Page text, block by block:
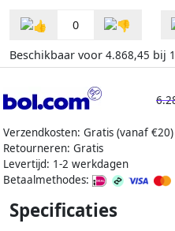
0
Beschikbaar voor 4.868,45 bij 1
Verzendkosten: Gratis (vanaf €20)
Retourneren: Gratis
Levertijd: 1-2 werkdagen
Betaalmethodes:
Specificaties